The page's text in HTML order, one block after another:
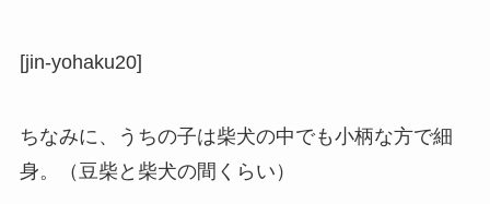
[jin-yohaku20]
ちなみに、うちの子は柴犬の中でも小柄な方で細
身。（豆柴と柴犬の間くらい）